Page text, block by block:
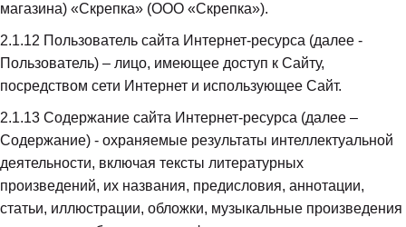
магазина) «Скрепка» (ООО «Скрепка»).
2.1.12 Пользователь сайта Интернет-ресурса (далее -
Пользователь) – лицо, имеющее доступ к Сайту,
посредством сети Интернет и использующее Сайт.
2.1.13 Содержание сайта Интернет-ресурса (далее –
Содержание) - охраняемые результаты интеллектуальной
деятельности, включая тексты литературных
произведений, их названия, предисловия, аннотации,
статьи, иллюстрации, обложки, музыкальные произведения